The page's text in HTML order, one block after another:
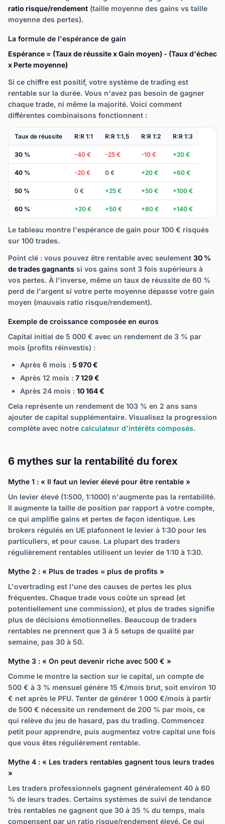
ratio risque/rendement (taille moyenne des gains vs taille
moyenne des pertes).
La formule de l'espérance de gain
Espérance = (Taux de réussite x Gain moyen) - (Taux d'échec
x Perte moyenne)
Si ce chiffre est positif, votre système de trading est
rentable sur la durée. Vous n'avez pas besoin de gagner
chaque trade, ni même la majorité. Voici comment
différentes combinaisons fonctionnent :
Taux de réussite R:R 1:1 R:R 1:1,5 R:R 1:2 R:R 1:3
30 % -40 € -25 € -10 € +20 €
40 % -20 € 0 € +20 € +60 €
50 % 0 € +25 € +50 € +100 €
60 % +20 € +50 € +80 € +140 €
Le tableau montre l'espérance de gain pour 100 € risqués
sur 100 trades.
Point clé : vous pouvez être rentable avec seulement 30 %
de trades gagnants si vos gains sont 3 fois supérieurs à
vos pertes. À l'inverse, même un taux de réussite de 60 %
perd de l'argent si votre perte moyenne dépasse votre gain
moyen (mauvais ratio risque/rendement).
Exemple de croissance composée en euros
Capital initial de 5 000 € avec un rendement de 3 % par
mois (profits réinvestis) :
Après 6 mois : 5 970 €
Après 12 mois : 7 129 €
Après 24 mois : 10 164 €
Cela représente un rendement de 103 % en 2 ans sans
ajouter de capital supplémentaire. Visualisez la progression
complète avec notre calculateur d'intérêts composés.
6 mythes sur la rentabilité du forex
Mythe 1 : « Il faut un levier élevé pour être rentable »
Un levier élevé (1:500, 1:1000) n'augmente pas la rentabilité.
Il augmente la taille de position par rapport à votre compte,
ce qui amplifie gains et pertes de façon identique. Les
brokers régulés en UE plafonnent le levier à 1:30 pour les
particuliers, et pour cause. La plupart des traders
régulièrement rentables utilisent un levier de 1:10 à 1:30.
Mythe 2 : « Plus de trades = plus de profits »
L'overtrading est l'une des causes de pertes les plus
fréquentes. Chaque trade vous coûte un spread (et
potentiellement une commission), et plus de trades signifie
plus de décisions émotionnelles. Beaucoup de traders
rentables ne prennent que 3 à 5 setups de qualité par
semaine, pas 30 à 50.
Mythe 3 : « On peut devenir riche avec 500 € »
Comme le montre la section sur le capital, un compte de
500 € à 3 % mensuel génère 15 €/mois brut, soit environ 10
€ net après le PFU. Tenter de générer 1 000 €/mois à partir
de 500 € nécessite un rendement de 200 % par mois, ce
qui relève du jeu de hasard, pas du trading. Commencez
petit pour apprendre, puis augmentez votre capital une fois
que vous êtes régulièrement rentable.
Mythe 4 : « Les traders rentables gagnent tous leurs trades
»
Les traders professionnels gagnent généralement 40 à 60
% de leurs trades. Certains systèmes de suivi de tendance
très rentables ne gagnent que 30 à 35 % du temps, mais
compensent par un ratio risque/rendement élevé. Ce qui